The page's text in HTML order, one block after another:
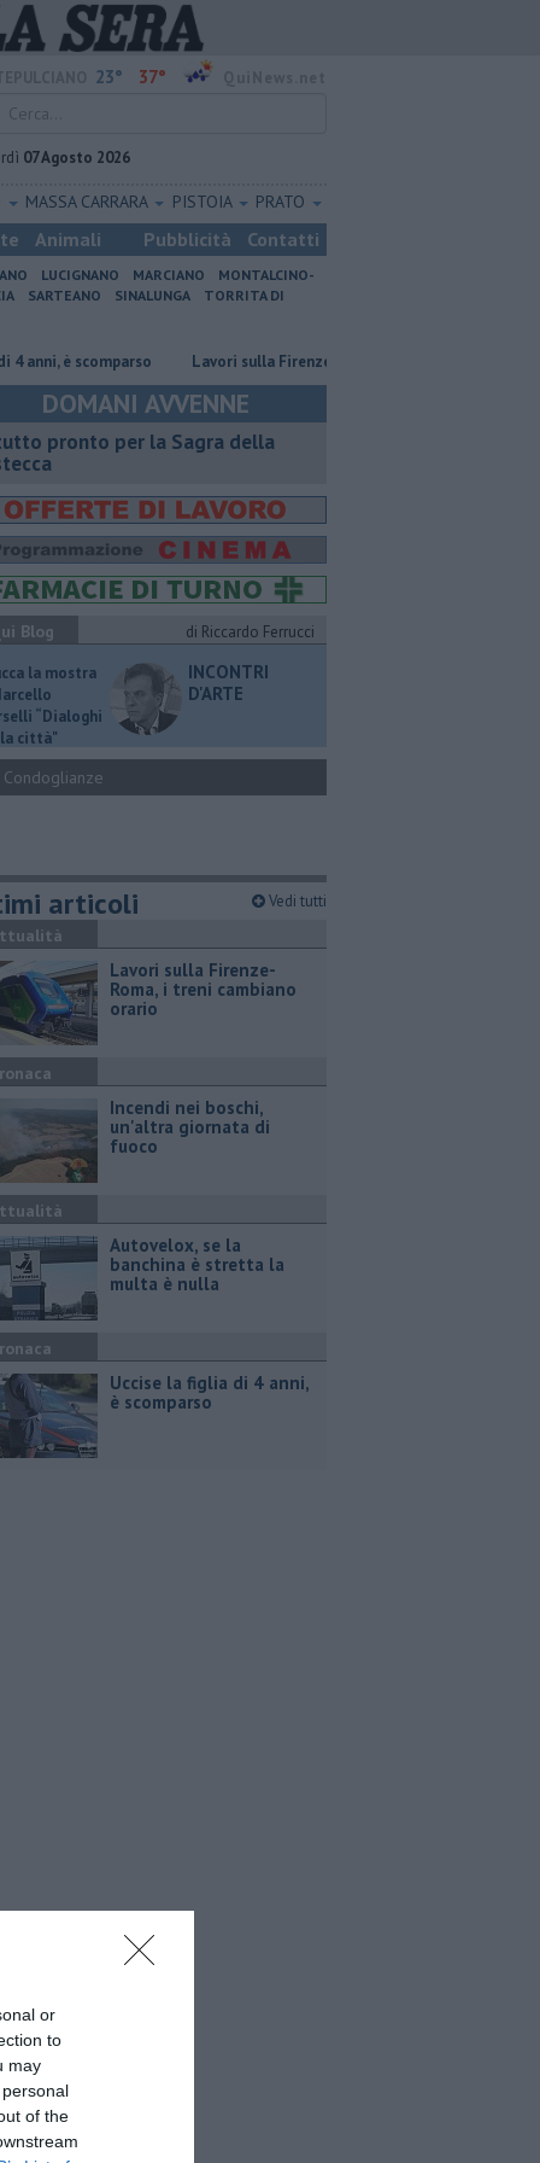
or
to
may
of the
23° 37°
07 Agosto 2026
MASSA CARRARA PISTOIA PRATO
Animali Pubblicità Contatti
LUCIGNANO MARCIANO
MONTALCINO-
SARTEANO SINALUNGA
TORRITA DI
è scomparso Lavori sulla Firenze-Roma, i treni cambiano orario
DOMANI AVVENNE
pronto per la Sagra della
Blog
di Riccardo Ferrucci
la mostra
“Dialoghi
città"
INCONTRI
D'ARTE
Condoglianze
articoli Vedi tutti
Lavori sulla Firenze-
Roma, i treni cambiano
orario
Incendi nei boschi,
un'altra giornata di
fuoco
Autovelox, se la
banchina è stretta la
multa è nulla
Uccise la figlia di 4 anni,
è scomparso